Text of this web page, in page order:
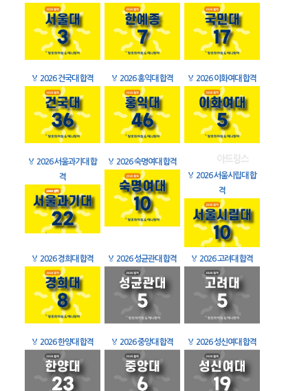
🏅 2026 건국대 합격 🏅 2026 홍익대 합격 🏅 2026 이화여대 합격
🏅 2026 서울과기대 합
격
🏅 2026 숙명여대 합격
🏅 2026 서울시립대 합
격
🏅 2026 경희대 합격 🏅 2026 성균관대 합격 🏅 2026 고려대 합격
🏅 2026 한양대 합격 🏅 2026 중앙대 합격 🏅 2026 성신여대 합격